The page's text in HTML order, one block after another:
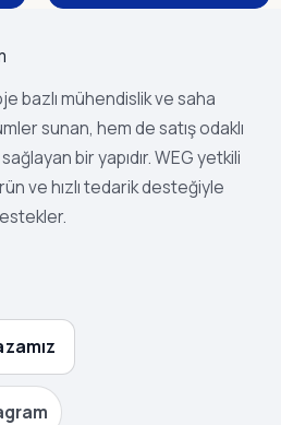
bazlı mühendislik ve saha
sunan, hem de satış odaklı
bir yapıdır. WEG yetkili
ve hızlı tedarik desteğiyle